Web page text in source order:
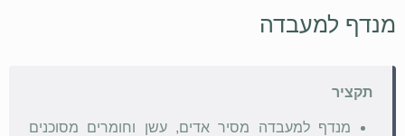
מנדף למעבדה
תקציר
מנדף למעבדה מסיר אדים, עשן וחומרים מסוכנים